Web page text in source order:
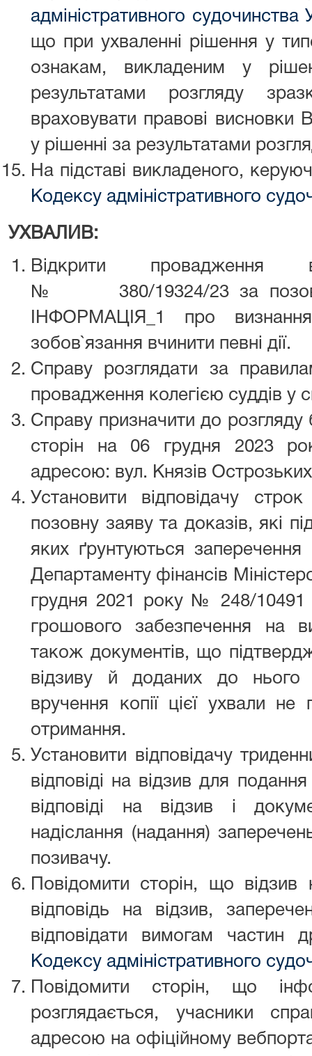
адміністративного судочинства
що при ухваленні рішення у
ознакам, викладеним у
результатами розгляду
враховувати правові висновки
у рішенні за результатами
На підставі викладеного,
Кодексу адміністративного
УХВАЛИВ:
Відкрити провадження
№ 380/19324/23 за
ІНФОРМАЦІЯ_1 про
зобов`язання вчинити певні дії.
Справу розглядати за
провадження колегією суддів у
Справу призначити до розгляду
сторін на 06 грудня 2023
адресою: вул. Князів
Установити відповідачу
позовну заяву та доказів, які
яких ґрунтуються заперечення
Департаменту фінансів
грудня 2021 року № 248/10491
грошового забезпечення на
також документів, що
відзиву й доданих до нього
вручення копії цієї ухвали
отримання.
Установити відповідачу
відповіді на відзив для
відповіді на відзив і
надіслання (надання)
позивачу.
Повідомити сторін, що відзив
відповідь на відзив,
відповідати вимогам частин
Кодексу адміністративного
Повідомити сторін, що
розглядається, учасники
адресою на офіційному